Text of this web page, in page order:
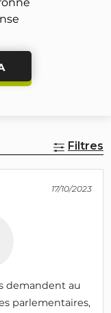
Filtres
17/10/2023
demandent au
parlementaires,